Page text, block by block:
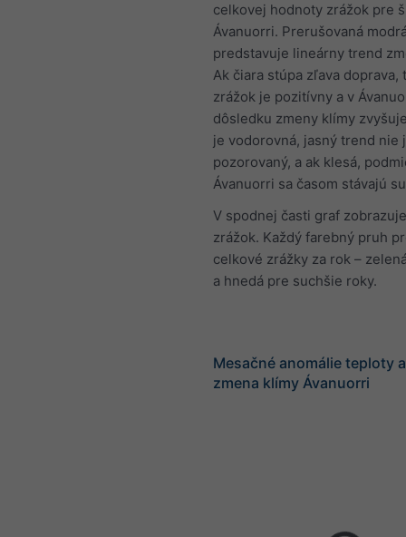
celkovej hodnoty zrážok pre
Ávanuorri. Prerušovaná
predstavuje lineárny trend
Ak čiara stúpa zľava doprava,
zrážok je pozitívny a v
dôsledku zmeny klímy
je vodorovná, jasný trend nie
pozorovaný, a ak klesá,
Ávanuorri sa časom stávajú
V spodnej časti graf
zrážok. Každý farebný pruh
celkové zrážky za rok –
a hnedá pre suchšie roky.
Mesačné anomálie teploty
zmena klímy Ávanuorri